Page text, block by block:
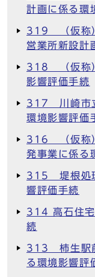
計画に係る環
319 （仮称
営業所新設計
318 （仮称
影響評価手続
317 川崎市
環境影響評価
316 （仮称
発事業に係る
315 堤根処
響評価手続
314 高石住宅
続
313 柿生駅
る環境影響評